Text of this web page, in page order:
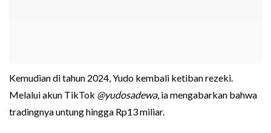
Kemudian di tahun 2024, Yudo kembali ketiban rezeki.
Melalui akun TikTok @yudosadewa, ia mengabarkan bahwa
tradingnya untung hingga Rp13 miliar.